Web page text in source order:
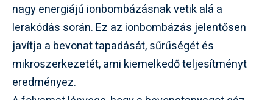
nagy energiájú ionbombázásnak vetik alá a
lerakódás során. Ez az ionbombázás jelentősen
javítja a bevonat tapadását, sűrűségét és
mikroszerkezetét, ami kiemelkedő teljesítményt
eredményez.